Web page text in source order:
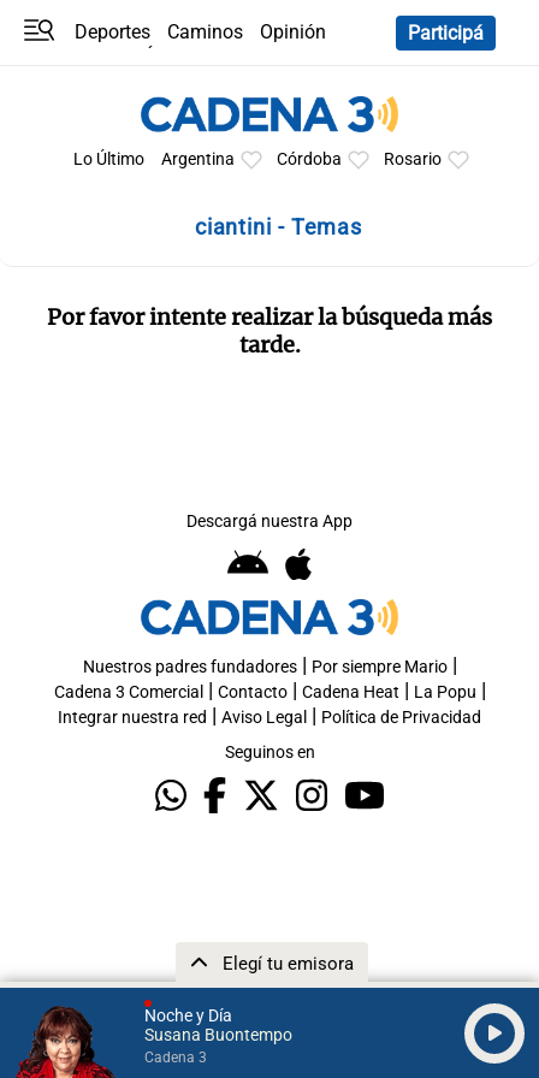
Noche y Día
Susana Buontempo
Cadena 3
Elegí tu emisora
Deportes Caminos
Opinión
Participá
Lo Último Argentina Córdoba Rosario
ciantini - Temas
Por favor intente realizar la búsqueda más
tarde.
Descargá nuestra App
Nuestros padres fundadores| Por siempre Mario|
Cadena 3 Comercial | Contacto| Cadena Heat | La Popu |
Integrar nuestra red | Aviso Legal | Política de Privacidad
Seguinos en